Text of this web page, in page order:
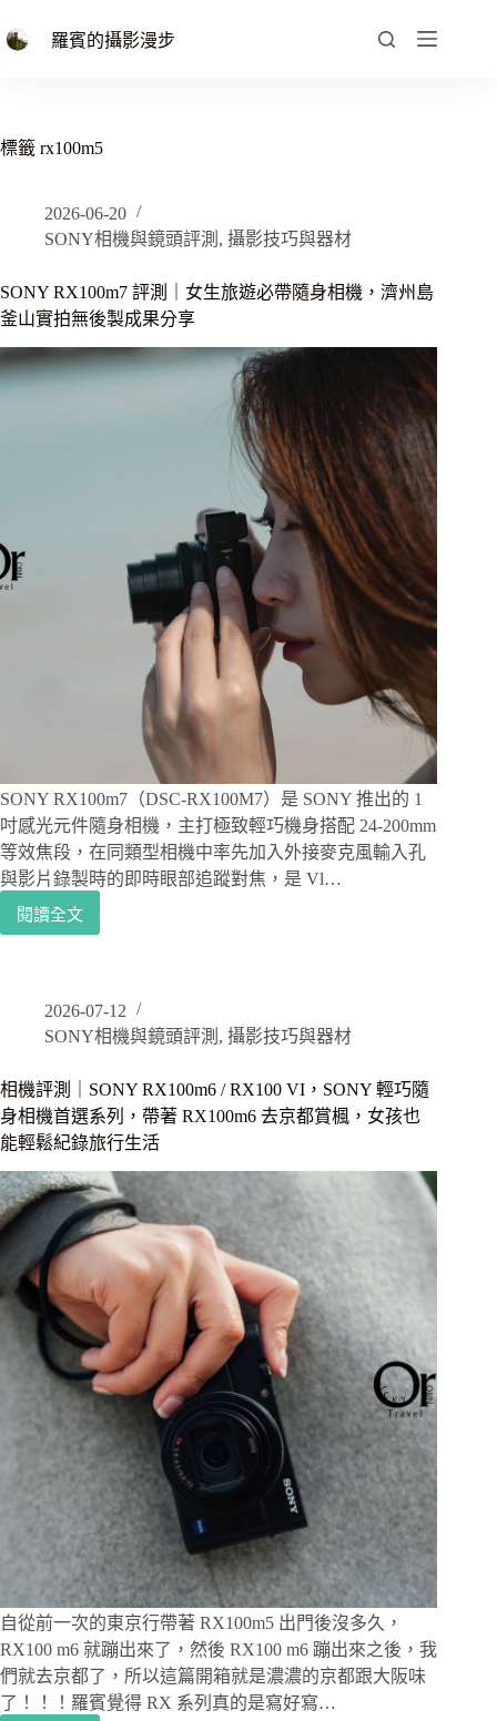
至
容
羅賓的攝影漫步
標籤 rx100m5
2026-06-20
SONY相機與鏡頭評測 , 攝影技巧與器材
SONY RX100m7 評測｜女生旅遊必帶隨身相機，濟州島
釜山實拍無後製成果分享
SONY RX100m7（DSC-RX100M7）是 SONY 推出的 1
吋感光元件隨身相機，主打極致輕巧機身搭配 24-200mm
等效焦段，在同類型相機中率先加入外接麥克風輸入孔
與影片錄製時的即時眼部追蹤對焦，是 Vl…
閱讀全文
SONY
｜
女
旅
遊
必
帶
隨
身
相
機，
濟
州
島
釜
山
實
無
製
果
分
享
2026-07-12
SONY相機與鏡頭評測 , 攝影技巧與器材
相機評測｜SONY RX100m6 / RX100 VI，SONY 輕巧隨
身相機首選系列，帶著 RX100m6 去京都賞楓，女孩也
能輕鬆紀錄旅行生活
自從前一次的東京行帶著 RX100m5 出門後沒多久，
RX100 m6 就蹦出來了，然後 RX100 m6 蹦出來之後，我
們就去京都了，所以這篇開箱就是濃濃的京都跟大阪味
了！！！羅賓覺得 RX 系列真的是寫好寫…